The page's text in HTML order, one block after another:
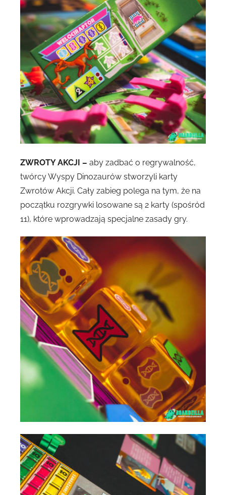
ZWROTY AKCJI – aby zadbać o regrywalność,
twórcy Wyspy Dinozaurów stworzyli karty
Zwrotów Akcji. Cały zabieg polega na tym, że na
początku rozgrywki losowane są 2 karty (spośród
11), które wprowadzają specjalne zasady gry.